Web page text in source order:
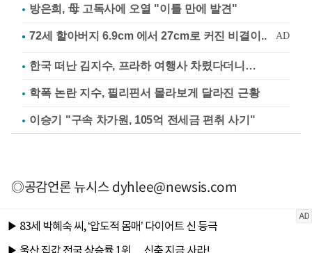
방은희, 母 고독사에 오열 "이틀 만에 발견"
한국 떠난 김지수, 프라하 여행사 차렸다더니…
학폭 논란 지수, 필리핀서 몰라보게 달라진 근황
이승기 "구속 차가원, 105억 전세금 편취 사기"
◎공감언론 뉴시스dyhlee@newsis.com